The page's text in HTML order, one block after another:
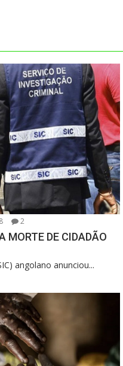
2
MORTE DE CIDADÃO
angolano anunciou...